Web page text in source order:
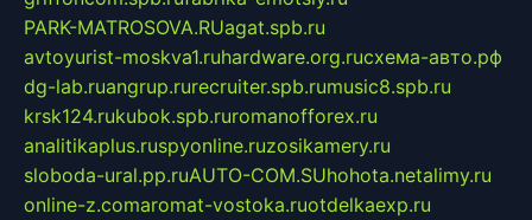
PARK-MATROSOVA.RUagat.spb.ru
avtoyurist-moskva1.ruhardware.org.ruсхема-авто.рф
dg-lab.ruangrup.rurecruiter.spb.rumusic8.spb.ru
krsk124.rukubok.spb.ruromanofforex.ru
analitikaplus.ruspyonline.ruzosikamery.ru
sloboda-ural.pp.ruAUTO-COM.SUhohota.netalimy.ru
online-z.comaromat-vostoka.ruotdelkaexp.ru